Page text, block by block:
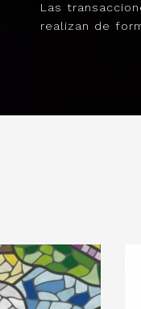
Las
realizan de